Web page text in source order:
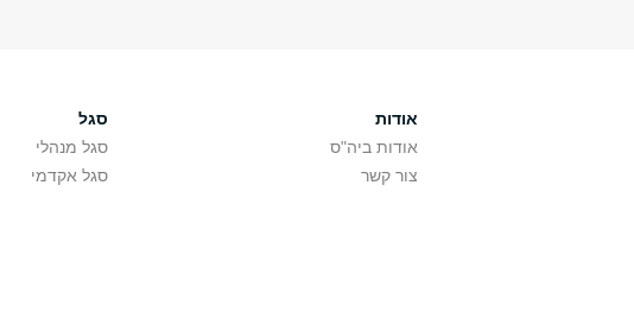
אודות
אודות ביה"ס
צור קשר
סגל
סגל מנהלי
סגל אקדמי